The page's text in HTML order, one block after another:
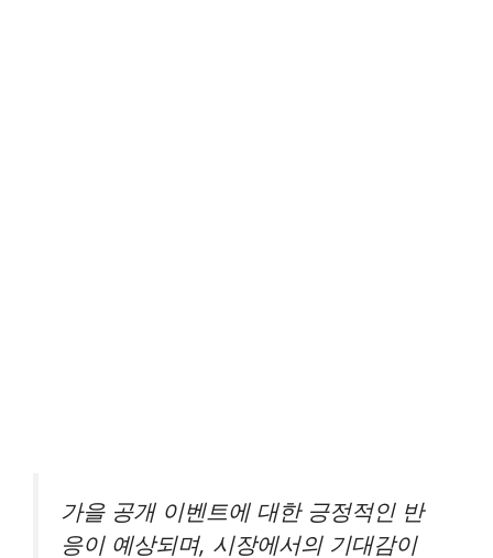
가을 공개 이벤트에 대한 긍정적인 반
응이 예상되며, 시장에서의 기대감이